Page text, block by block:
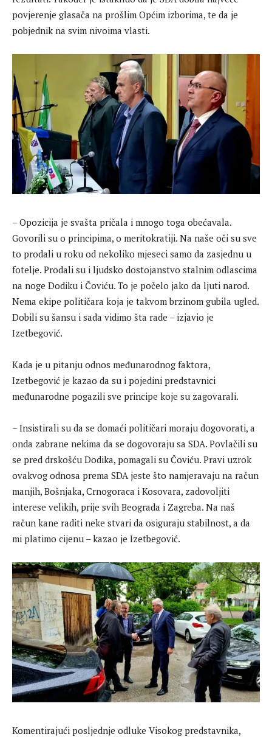
povjerenje glasača na prošlim Općim izborima, te da je
pobjednik na svim nivoima vlasti.
– Opozicija je svašta pričala i mnogo toga obećavala.
Govorili su o principima, o meritokratiji. Na naše oči su sve
to prodali u roku od nekoliko mjeseci samo da zasjednu u
fotelje. Prodali su i ljudsko dostojanstvo stalnim odlascima
na noge Dodiku i Čoviću. To je počelo jako da ljuti narod.
Nema ekipe političara koja je takvom brzinom gubila ugled.
Dobili su šansu i sada vidimo šta rade – izjavio je
Izetbegović.
Kada je u pitanju odnos međunarodnog faktora,
Izetbegović je kazao da su i pojedini predstavnici
međunarodne pogazili sve principe koje su zagovarali.
– Insistirali su da se domaći političari moraju dogovorati, a
onda zabrane nekima da se dogovoraju sa SDA. Povlačili su
se pred drskošću Dodika, pomagali su Čoviću. Pravi uzrok
ovakvog odnosa prema SDA jeste što namjeravaju na račun
manjih, Bošnjaka, Crnogoraca i Kosovara, zadovoljiti
interese velikih, prije svih Beograda i Zagreba. Na naš
račun kane raditi neke stvari da osiguraju stabilnost, a da
mi platimo cijenu – kazao je Izetbegović.
Komentirajući posljednje odluke Visokog predstavnika,